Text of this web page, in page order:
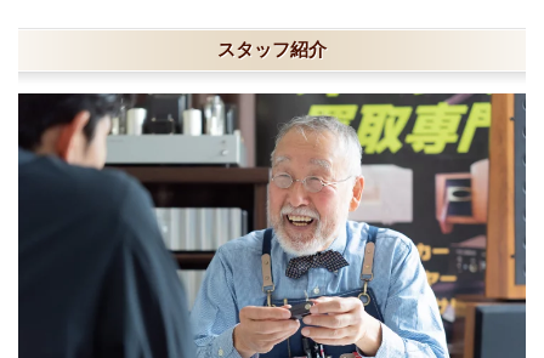
スタッフ紹介